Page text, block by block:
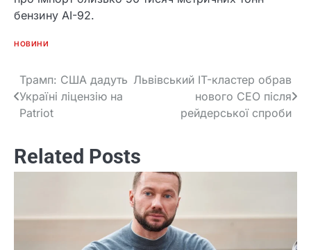
бензину АІ-92.
НОВИНИ
Post
navigation
Трамп: США дадуть
Україні ліцензію на
Patriot
Львівський IT-кластер обрав
нового CEO після
рейдерської спроби
Related Posts